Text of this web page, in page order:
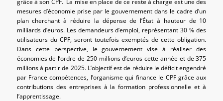
grâce à son CPF. La mise en place de ce reste à charge est une des
mesures d’économie prise par le gouvernement dans le cadre d’un
plan cherchant à réduire la dépense de l’État à hauteur de 10
milliards d’euros. Les demandeurs d’emploi, représentant 30 % des
utilisateurs du CPF, seront toutefois exemptés de cette obligation.
Dans cette perspective, le gouvernement vise à réaliser des
économies de l’ordre de 250 millions d’euros cette année et de 375
millions à partir de 2025. L’objectif est de réduire le déficit engendré
par France compétences, l’organisme qui finance le CPF grâce aux
contributions des entreprises à la formation professionnelle et à
l’apprentissage.